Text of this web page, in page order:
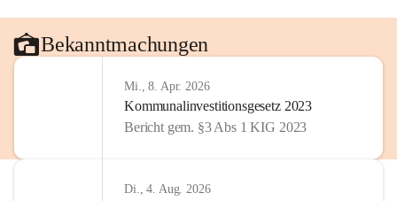
Bekanntmachungen
Mi., 8. Apr. 2026
Kommunalinvestitionsgesetz 2023
Bericht gem. §3 Abs 1 KIG 2023
Di., 4. Aug. 2026